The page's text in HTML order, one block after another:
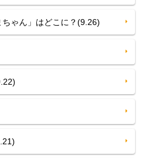
ゃん」はどこに？(9.26)